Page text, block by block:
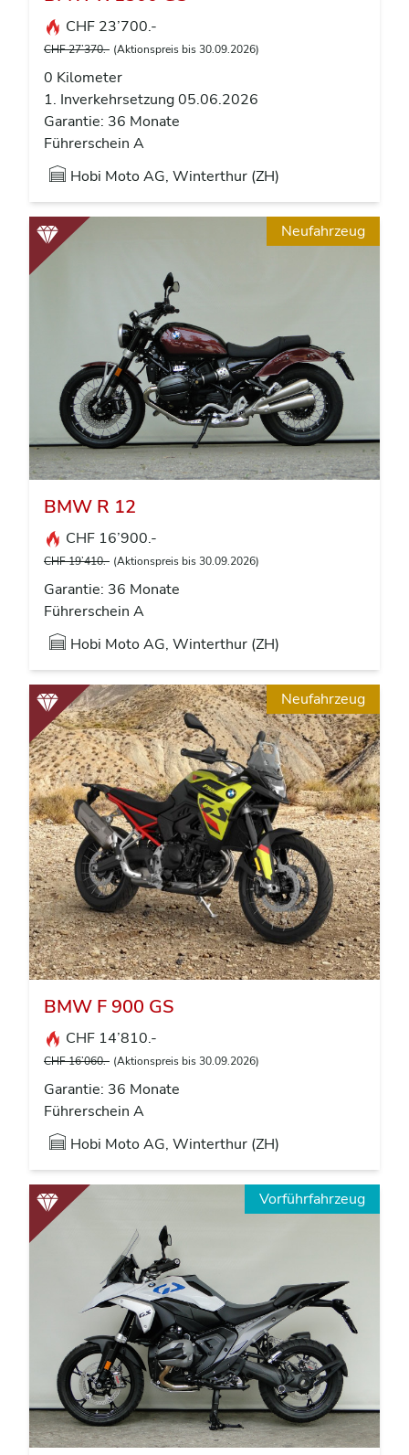
CHF 23’700.-
CHF 27’370.- (Aktionspreis bis 30.09.2026)
0 Kilometer
1. Inverkehrsetzung 05.06.2026
Garantie: 36 Monate
Führerschein A
Hobi Moto AG, Winterthur (ZH)
Neufahrzeug
BMW R 12
CHF 16’900.-
CHF 19’410.- (Aktionspreis bis 30.09.2026)
Garantie: 36 Monate
Führerschein A
Hobi Moto AG, Winterthur (ZH)
Neufahrzeug
BMW F 900 GS
CHF 14’810.-
CHF 16’060.- (Aktionspreis bis 30.09.2026)
Garantie: 36 Monate
Führerschein A
Hobi Moto AG, Winterthur (ZH)
Vorführfahrzeug